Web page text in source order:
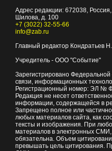
Адрес редакции: 672038,
Шилова, д. 100
+7 (3022) 32-55-66
info@zab.ru
Главный редактор Кондратьев
Учредитель - ООО "Событие"
Зарегистрировано
связи, информационных
Регистрационный номер: ЭЛ №
Редакция не несет
информации, содержащейся в
Запрещено полное или
любых материалов сайта, как
тексты и изображения. При
материалов в электронных
обязательна. Объем
превышать цель цитирования.